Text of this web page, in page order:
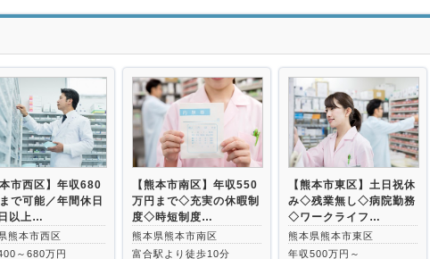
本市西区】年収680
で可能／年間休日
以上…
熊本市西区
～680万円
【熊本市南区】年収550
万円まで◇充実の休暇制
度◇時短制度…
熊本県熊本市南区
富合駅より徒歩10分
【熊本市東区】土日祝休
み◇残業無し◇病院勤務
◇ワークライフ…
熊本県熊本市東区
年収500万円～